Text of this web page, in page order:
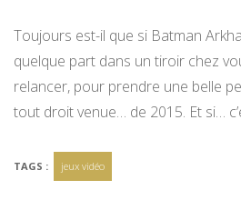
Toujours est-il que si Batman
quelque part dans un tiroir chez
relancer, pour prendre une belle
tout droit venue… de 2015. Et si…
TAGS : jeux vidéo